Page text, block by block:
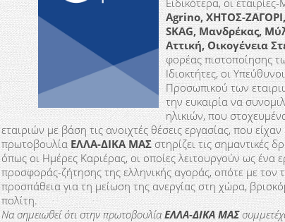
Ειδικότερα, οι
Agrino, ΧΗΤΟΣ-
SKAG, Μανδρέκας,
Αττική, Οικογένεια
φορέας πιστοποίησης
Ιδιοκτήτες, οι
Προσωπικού των
την ευκαιρία να
ηλικιών, που
εταιριών με βάση τις ανοιχτές θέσεις εργασίας, που
πρωτοβουλίαΕΛΛΑ-ΔΙΚΑ ΜΑΣστηρίζει τις σημαντικές
όπως οι Ημέρες Καριέρας, οι οποίες λειτουργούν ως ένα
προσφοράς-ζήτησης της ελληνικής αγοράς, οπότε με τον
προσπάθεια για τη μείωση της ανεργίας στη χώρα,
πολίτη.
Να σημειωθεί ότι στην πρωτοβουλίαΕΛΛΑ-ΔΙΚΑ ΜΑΣ